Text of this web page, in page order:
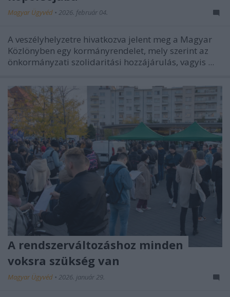
Magyar Ügyvéd • 2026. február 04.
A veszélyhelyzetre hivatkozva jelent meg a Magyar
Közlönyben egy kormányrendelet, mely szerint az
önkormányzati szolidaritási hozzájárulás, vagyis ...
A rendszerváltozáshoz minden
voksra szükség van
Magyar Ügyvéd • 2026. január 29.